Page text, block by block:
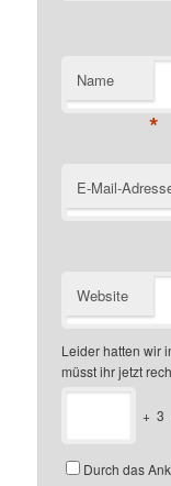
Name
*
E-Mail-
Website
Leider hatten wir
müsst ihr jetzt
+ 3
Durch das